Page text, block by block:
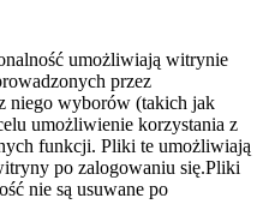
umożliwiają witrynie
przez
niego wyborów (takich jak
umożliwienie korzystania z
funkcji. Pliki te umożliwiają
po zalogowaniu się.Pliki
nie są usuwane po